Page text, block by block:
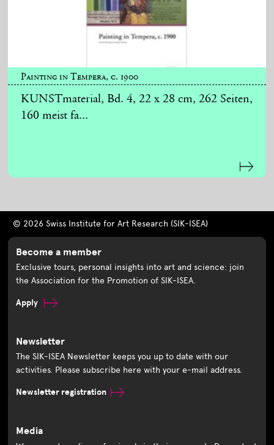
Painting in Tempera, c. 1900
KUNSTmaterial, Bd. 4, 22 x 28 cm, 262 Seiten,
160 meist fa...
© 2026 Swiss Institute for Art Research (SIK-ISEA)
Become a member
Exclusive tours, personal insights into art and science: join
the Association for the Promotion of SIK-ISEA.
Apply
Newsletter
The SIK-ISEA Newsletter keeps you up to date with our
activities. Please subscribe here with your e-mail address.
Newsletter registration
Media